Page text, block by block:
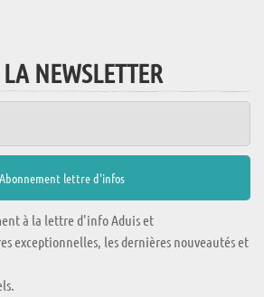
NEWSLETTER
à la lettre d'info Aduis et
exceptionnelles, les dernières nouveautés et